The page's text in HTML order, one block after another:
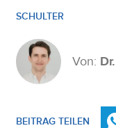
SCHULTER
Von:
BEITRAG TEILEN